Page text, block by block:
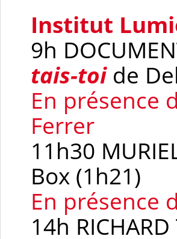
Institut
9h
tais-toide
En présence
Ferrer
11h30
Box (1h21)
En présence
14h RICHARD